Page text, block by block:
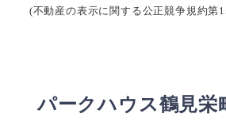
(不動産の表示に関する公正競争規約第
パークハウス鶴見栄